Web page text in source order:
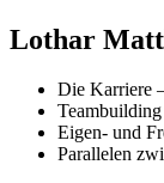
Lothar
Die Karriere
Teambuilding
Eigen- und
Parallelen